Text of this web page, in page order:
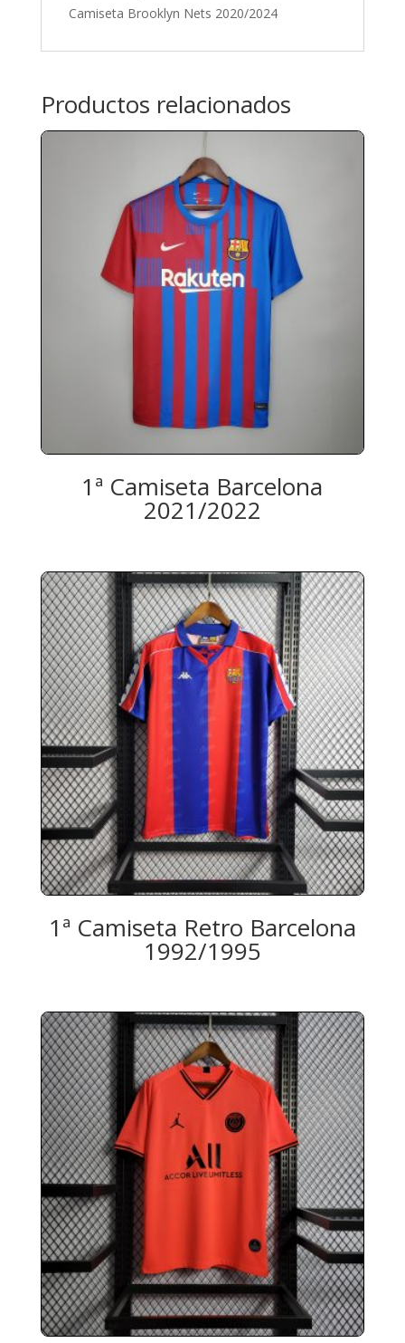
Camiseta Brooklyn Nets 2020/2024
Productos relacionados
1ª Camiseta Barcelona
2021/2022
1ª Camiseta Retro Barcelona
1992/1995